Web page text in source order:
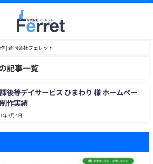
| 合同会社フェレット
記事一覧
後等デイサービス ひまわり 様 ホームペー
作実績
年3月4日